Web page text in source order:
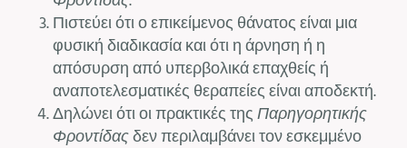
Πιστεύει ότι ο επικείμενος θάνατος είναι μια
φυσική διαδικασία και ότι η άρνηση ή η
απόσυρση από υπερβολικά επαχθείς ή
αναποτελεσματικές θεραπείες είναι αποδεκτή.
Δηλώνει ότι οι πρακτικές τηςΠαρηγορητικής
Φροντίδαςδεν περιλαμβάνει τον εσκεμμένο